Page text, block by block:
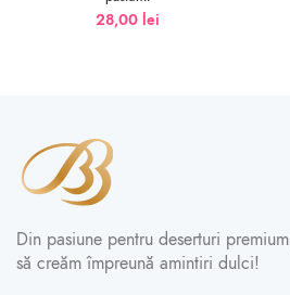
28,00 lei
Din pasiune pentru deserturi
să creăm împreună amintiri dulci!